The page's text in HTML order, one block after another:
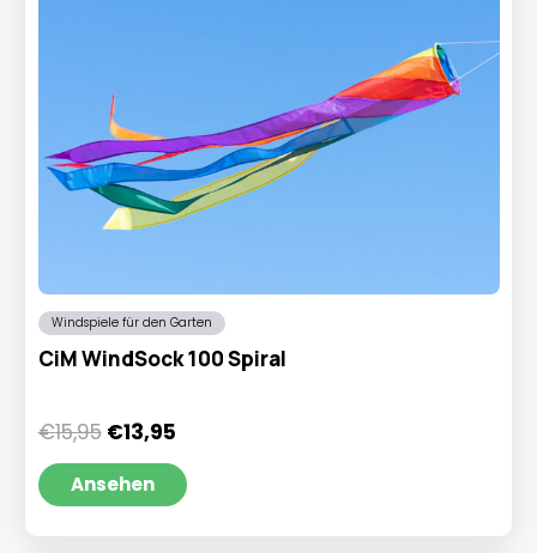
Windspiele für den Garten
CiM WindSock 100 Spiral
€15,95 Ursprünglicher
Preis
war:
€15,95
€13,95Aktueller
ist:
€13,95.
Ansehen